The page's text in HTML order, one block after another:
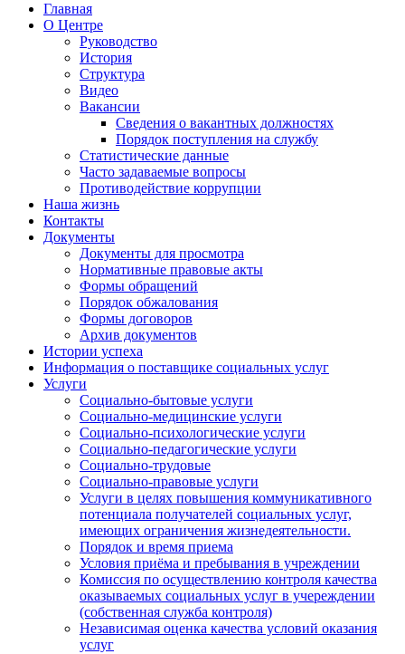
Главная
О Центре
Руководство
История
Структура
Видео
Вакансии
Сведения о вакантных должностях
Порядок поступления на службу
Статистические данные
Часто задаваемые вопросы
Противодействие коррупции
Наша жизнь
Контакты
Документы
Документы для просмотра
Нормативные правовые акты
Формы обращений
Порядок обжалования
Формы договоров
Архив документов
Истории успеха
Информация о поставщике социальных услуг
Услуги
Социально-бытовые услуги
Социально-медицинские услуги
Социально-психологические услуги
Социально-педагогические услуги
Социально-трудовые
Социально-правовые услуги
Услуги в целях повышения коммуникативного
потенциала получателей социальных услуг,
имеющих ограничения жизнедеятельности.
Порядок и время приема
Условия приёма и пребывания в учреждении
Комиссия по осуществлению контроля качества
оказываемых социальных услуг в учереждении
(собственная служба контроля)
Независимая оценка качества условий оказания
услуг